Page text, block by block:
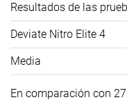
Resultados de las
Deviate Nitro Elite 4
Media
En comparación con